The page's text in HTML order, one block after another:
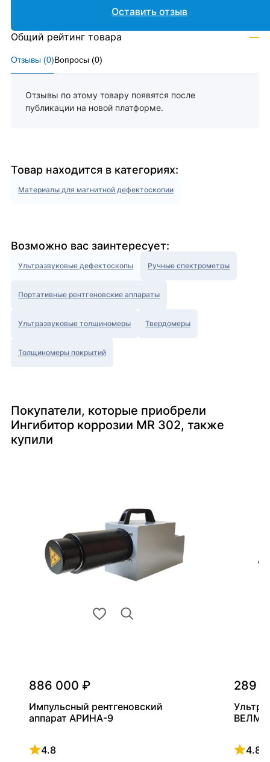
Отзывы (0)Вопросы (0)
Отзывы по этому товару появятся после
публикации на новой платформе.
Оставить отзыв
Общий рейтинг товара —
Товар находится в категориях:
Материалы для магнитной дефектоскопии
Возможно вас заинтересует:
Ультразвуковые дефектоскопы Ручные спектрометры
Портативные рентгеновские аппараты
Ультразвуковые толщиномеры Твердомеры
Толщиномеры покрытий
Покупатели, которые приобрели
Ингибитор коррозии MR 302, также
купили
886 000 ₽
Импульсный рентгеновский
аппарат АРИНА-9
4.8
Рейтинг 4.8 из 5
289
4.8